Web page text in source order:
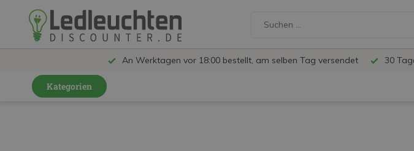
An Werktagen vor 18:00 bestellt, am selben Tag versendet 30
Kategorien